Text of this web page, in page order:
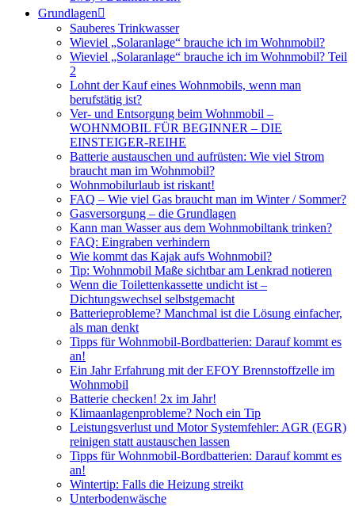
Grundlagen
Sauberes Trinkwasser
Wieviel „Solaranlage“ brauche ich im Wohnmobil?
Wieviel „Solaranlage“ brauche ich im Wohnmobil? Teil
2
Lohnt der Kauf eines Wohnmobils, wenn man
berufstätig ist?
Ver- und Entsorgung beim Wohnmobil –
WOHNMOBIL FÜR BEGINNER – DIE
EINSTEIGER-REIHE
Batterie austauschen und aufrüsten: Wie viel Strom
braucht man im Wohnmobil?
Wohnmobilurlaub ist riskant!
FAQ – Wie viel Gas braucht man im Winter / Sommer?
Gasversorgung – die Grundlagen
Kann man Wasser aus dem Wohnmobiltank trinken?
FAQ: Eingraben verhindern
Wie kommt das Kajak aufs Wohnmobil?
Tip: Wohnmobil Maße sichtbar am Lenkrad notieren
Wenn die Toilettenkassette undicht ist –
Dichtungswechsel selbstgemacht
Batterieprobleme? Manchmal ist die Lösung einfacher,
als man denkt
Tipps für Wohnmobil-Bordbatterien: Darauf kommt es
an!
Ein Jahr Erfahrung mit der EFOY Brennstoffzelle im
Wohnmobil
Batterie checken! 2x im Jahr!
Klimaanlagenprobleme? Noch ein Tip
Leistungsverlust und Motor Systemfehler: AGR (EGR)
reinigen statt austauschen lassen
Tipps für Wohnmobil-Bordbatterien: Darauf kommt es
an!
Wintertip: Falls die Heizung streikt
Unterbodenwäsche